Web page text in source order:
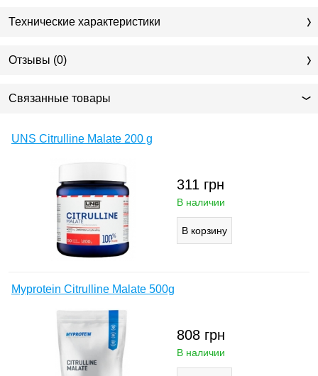
Технические характеристики
Отзывы (0)
Связанные товары
UNS Citrulline Malate 200 g
311 грн
В наличии
Myprotein Citrulline Malate 500g
808 грн
В наличии